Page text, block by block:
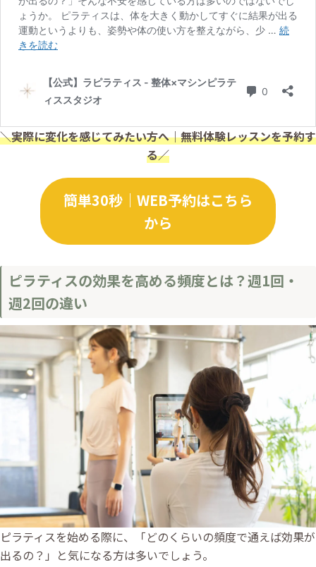
＼実際に変化を感じてみたい方へ｜無料体験レッスンを予約す
る／
簡単30秒｜WEB予約はこちら
から
ピラティスの効果を高める頻度とは？週1回・
週2回の違い
ピラティスを始める際に、「どのくらいの頻度で通えば効果が
出るの？」と気になる方は多いでしょう。